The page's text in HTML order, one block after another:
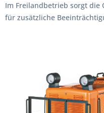
Im Freilandbetrieb sorgt die
für zusätzliche